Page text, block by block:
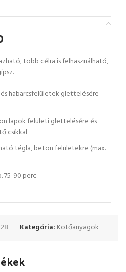
több célra is felhasználható,
habarcsfelületek glettelésére
lapok felületi glettelésére és
csíkkal
tégla, beton felületekre (max.
75-90 perc
Kategória: Kötőanyagok